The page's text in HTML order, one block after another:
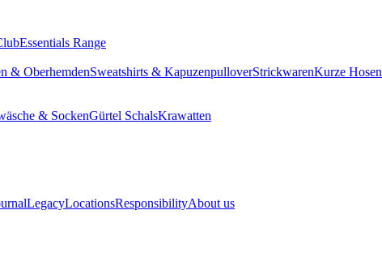
Essentials Range
& OberhemdenSweatshirts & KapuzenpulloverStrickwarenKurze Hosen
& SockenGürtel SchalsKrawatten
LegacyLocationsResponsibilityAbout us